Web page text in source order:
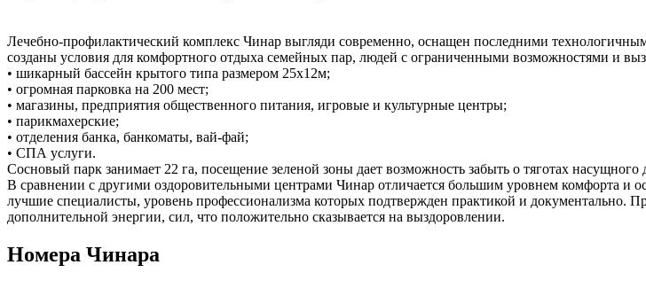
Лечебно-профилактический комплекс Чинар выгляди современно, оснащен последними
созданы условия для комфортного отдыха семейных пар, людей с ограниченными возможностями и
• шикарный бассейн крытого типа размером 25х12м;
• огромная парковка на 200 мест;
• магазины, предприятия общественного питания, игровые и культурные центры;
• парикмахерские;
• отделения банка, банкоматы, вай-фай;
• СПА услуги.
Сосновый парк занимает 22 га, посещение зеленой зоны дает возможность забыть о тяготах насущного
В сравнении с другими оздоровительными центрами Чинар отличается большим уровнем комфорта и
лучшие специалисты, уровень профессионализма которых подтвержден практикой и документально.
дополнительной энергии, сил, что положительно сказывается на выздоровлении.
Номера Чинара